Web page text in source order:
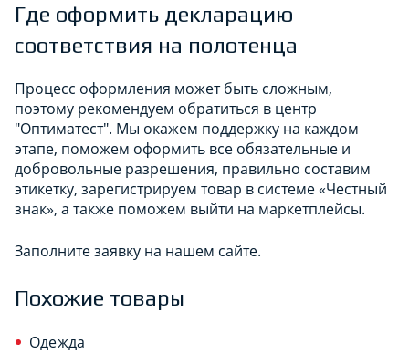
Где оформить декларацию
соответствия на полотенца
Процесс оформления может быть сложным,
поэтому рекомендуем обратиться в центр
"Оптиматест". Мы окажем поддержку на каждом
этапе, поможем оформить все обязательные и
добровольные разрешения, правильно составим
этикетку, зарегистрируем товар в системе «Честный
знак», а также поможем выйти на маркетплейсы.
Заполните заявку на нашем сайте.
Похожие товары
Одежда